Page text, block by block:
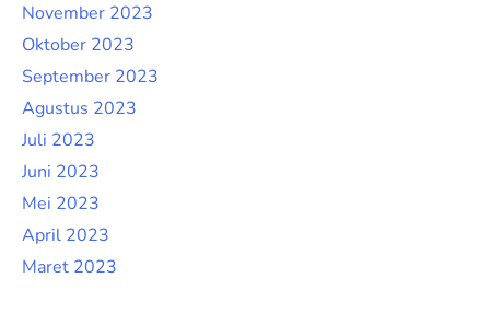
November 2023
Oktober 2023
September 2023
Agustus 2023
Juli 2023
Juni 2023
Mei 2023
April 2023
Maret 2023